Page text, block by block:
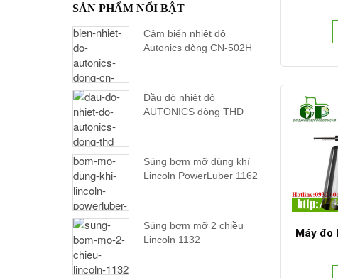
Máy đo
SẢN PHẨM NỔI BẬT
Cảm biến nhiệt độ
Autonics dòng CN-502H
Đầu dò nhiệt độ
AUTONICS dòng THD
Súng bơm mỡ dùng khí
Lincoln PowerLuber 1162
Súng bơm mỡ 2 chiều
Lincoln 1132